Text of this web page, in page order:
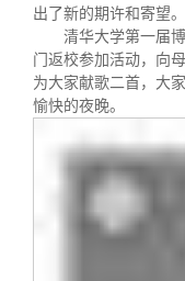
出了新的期许和寄望。
清华大学第一届
门返校参加活动，向
为大家献歌二首， 大
愉快的夜晚。